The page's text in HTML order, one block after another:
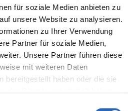
für soziale Medien anbieten zu
unsere Website zu analysieren.
zu Ihrer Verwendung
Partner für soziale Medien,
Unsere Partner führen diese
mit weiteren Daten
bereitgestellt haben oder die sie
1500kg
5 Türen
3 Zylinder